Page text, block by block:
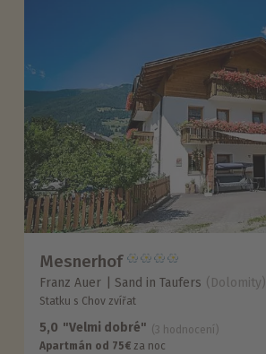
Mesnerhof
Franz Auer Sand in Taufers (Dolomity)
Statku s Chov zvířat
5,0 "Velmi dobré" (3 hodnocení)
Apartmán od 75€ za noc